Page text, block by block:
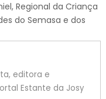
Regional da Criança
do Semasa e dos
editora e
Estante da Josy